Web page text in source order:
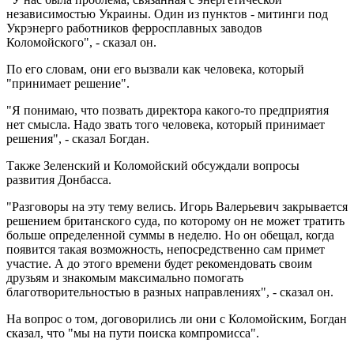
независимостью Украины. Один из пунктов - митинги под
Укрэнерго работников ферросплавных заводов
Коломойского", - сказал он.
По его словам, они его вызвали как человека, который
"принимает решение".
"Я понимаю, что позвать директора какого-то предприятия
нет смысла. Надо звать того человека, который принимает
решения", - сказал Богдан.
Также Зеленский и Коломойский обсуждали вопросы
развития Донбасса.
"Разговоры на эту тему велись. Игорь Валерьевич закрывается
решением британского суда, по которому он не может тратить
больше определенной суммы в неделю. Но он обещал, когда
появится такая возможность, непосредственно сам примет
участие. А до этого времени будет рекомендовать своим
друзьям и знакомым максимально помогать
благотворительностью в разных направлениях", - сказал он.
На вопрос о том, договорились ли они с Коломойским, Богдан
сказал, что "мы на пути поиска компромисса".